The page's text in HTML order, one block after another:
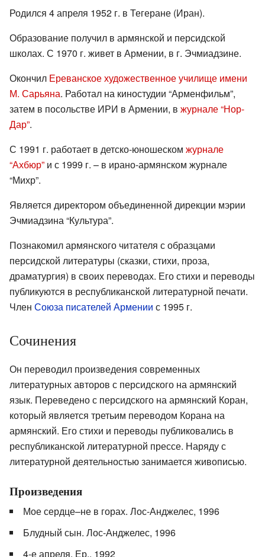
Родился 4 апреля 1952 г. в Тегеране (Иран).
Образование получил в армянской и персидской
школах. С 1970 г. живет в Армении, в г. Эчмиадзине.
Окончил Ереванское художественное училище имени
М. Сарьяна. Работал на киностудии “Арменфильм”,
затем в посольстве ИРИ в Армении, в журнале “Нор-
Дар”.
С 1991 г. работает в детско-юношеском журнале
“Ахбюр” и с 1999 г. – в ирано-армянском журнале
“Михр”.
Является директором объединенной дирекции мэрии
Эчмиадзина “Культура”.
Познакомил армянского читателя с образцами
персидской литературы (сказки, стихи, проза,
драматургия) в своих переводах. Его стихи и переводы
публикуются в республиканской литературной печати.
Член Союза писателей Армении с 1995 г.
Сочинения
Он переводил произведения современных
литературных авторов с персидского на армянский
язык. Переведено с персидского на армянский Коран,
который является третьим переводом Корана на
армянский. Его стихи и переводы публиковались в
республиканской литературной прессе. Наряду с
литературной деятельностью занимается живописью.
Произведения
Мое сердце–не в горах. Лос-Анджелес, 1996
Блудный сын. Лос-Анджелес, 1996
4-е апреля. Ер., 1992